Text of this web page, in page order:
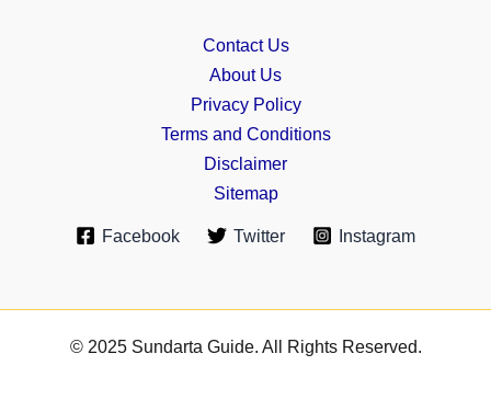
Contact Us
About Us
Privacy Policy
Terms and Conditions
Disclaimer
Sitemap
Facebook Twitter Instagram
© 2025 Sundarta Guide. All Rights Reserved.